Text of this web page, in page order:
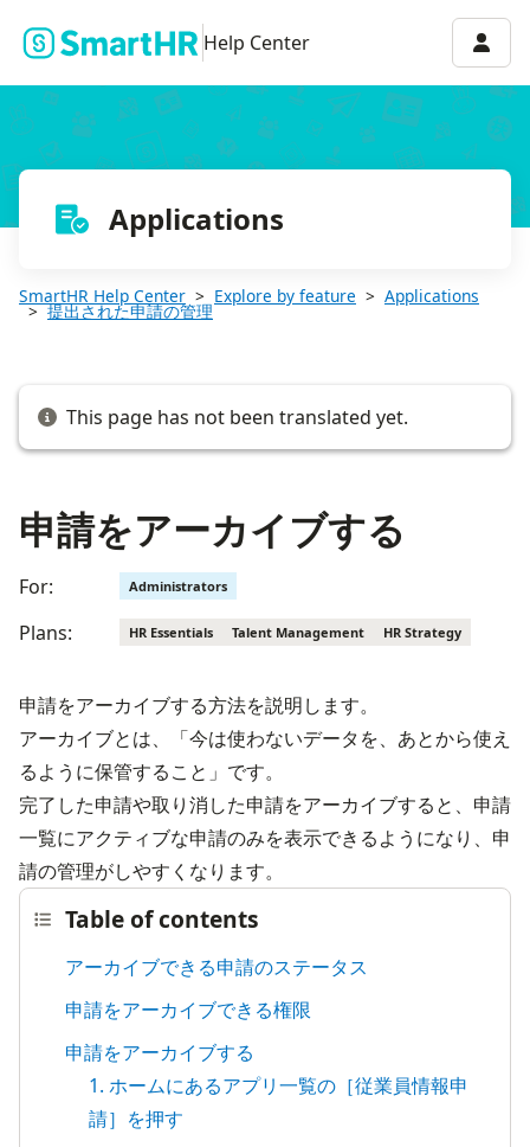
Help Center
Applications
SmartHR Help Center Explore by feature Applications
提出された申請の管理
This page has not been translated yet.
申請をアーカイブする
For: Administrators
Plans: HR Essentials Talent Management HR Strategy
申請をアーカイブする方法を説明します。
アーカイブとは、「今は使わないデータを、あとから使え
るように保管すること」です。
完了した申請や取り消した申請をアーカイブすると、申請
一覧にアクティブな申請のみを表示できるようになり、申
請の管理がしやすくなります。
Table of contents
アーカイブできる申請のステータス
申請をアーカイブできる権限
申請をアーカイブする
1. ホームにあるアプリ一覧の［従業員情報申
請］を押す